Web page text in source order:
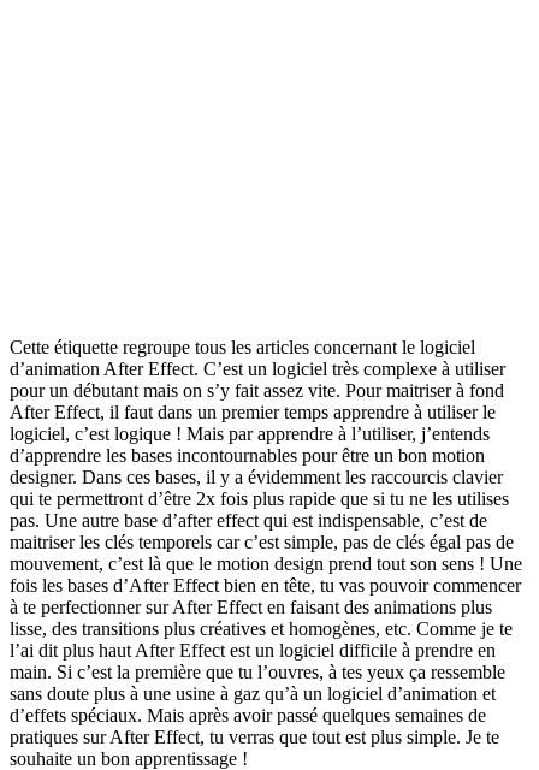
Cette étiquette regroupe tous les articles concernant le logiciel
d’animation After Effect. C’est un logiciel très complexe à utiliser
pour un débutant mais on s’y fait assez vite. Pour maitriser à fond
After Effect, il faut dans un premier temps apprendre à utiliser le
logiciel, c’est logique ! Mais par apprendre à l’utiliser, j’entends
d’apprendre les bases incontournables pour être un bon motion
designer. Dans ces bases, il y a évidemment les raccourcis clavier
qui te permettront d’être 2x fois plus rapide que si tu ne les utilises
pas. Une autre base d’after effect qui est indispensable, c’est de
maitriser les clés temporels car c’est simple, pas de clés égal pas de
mouvement, c’est là que le motion design prend tout son sens ! Une
fois les bases d’After Effect bien en tête, tu vas pouvoir commencer
à te perfectionner sur After Effect en faisant des animations plus
lisse, des transitions plus créatives et homogènes, etc. Comme je te
l’ai dit plus haut After Effect est un logiciel difficile à prendre en
main. Si c’est la première que tu l’ouvres, à tes yeux ça ressemble
sans doute plus à une usine à gaz qu’à un logiciel d’animation et
d’effets spéciaux. Mais après avoir passé quelques semaines de
pratiques sur After Effect, tu verras que tout est plus simple. Je te
souhaite un bon apprentissage !